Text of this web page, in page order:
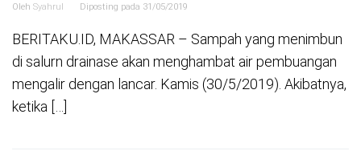
Oleh Syahrul Diposting pada 31/05/2019
BERITAKU.ID, MAKASSAR – Sampah yang menimbun
di salurn drainase akan menghambat air pembuangan
mengalir dengan lancar. Kamis (30/5/2019). Akibatnya,
ketika […]